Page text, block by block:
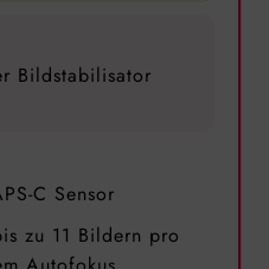
Bildstabilisator
C Sensor
zu 11 Bildern pro